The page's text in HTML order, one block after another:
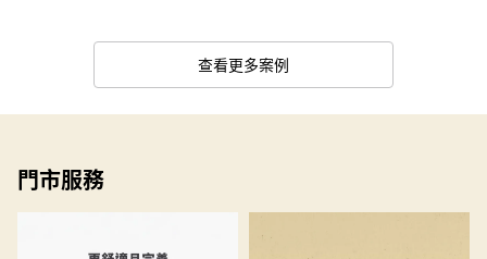
查看更多案例
門市服務